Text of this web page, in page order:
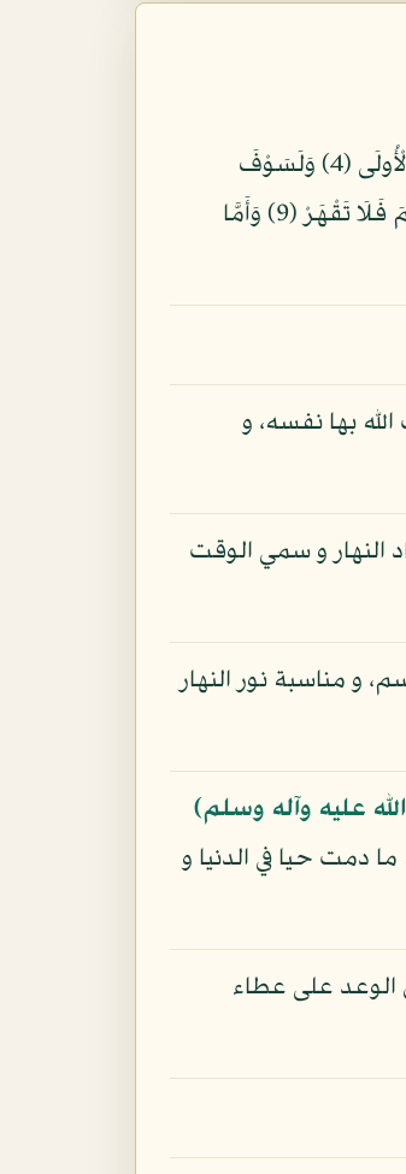
بِسْمِ اللّهِ الرَّحْمنِ الرَّحِيمِ وَالضُّحَى (1) وَاللَّيْلِ إِذَا سَجَى (2) مَا وَدَّعَكَ رَبُّكَ وَمَا قَلَى (3) وَلَلْآخِرَةُ خَيْرٌ لَّكَ مِنَ الْأُولَى (4) وَلَسَوْفَ
يُعْطِيكَ رَبُّكَ فَتَرْضَى (5) أَلَمْ يَجِدْكَ يَتِيمًا فَآوَى (6) وَوَجَدَكَ ضَالًّا فَهَدَى (7) وَوَجَدَكَ عَائِلًا فَأَغْنَى (8) فَأَمَّا الْيَتِيمَ فَلَا تَقْهَرْ (9) وَأَمَّا
بها نفسه، و
النهار و سمي الوقت
و مناسبة نور النهار
عليه وآله وسلم)
دمت حيا في الدنيا و
الوعد على عطاء